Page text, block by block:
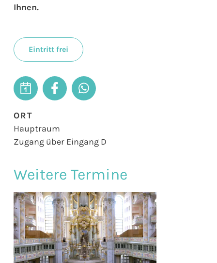
Ihnen.
Eintritt frei
ORT
Hauptraum
Zugang über Eingang D
Weitere Termine